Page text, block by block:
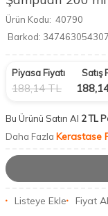
Ürün Kodu: 40790
Barkod:
Piyasa Fiyatı
188,14TL
Satış
Bu Ürünü Satın Al 2 TL
Daha Fazla Kerastase
Listeye Ekle Fiyat